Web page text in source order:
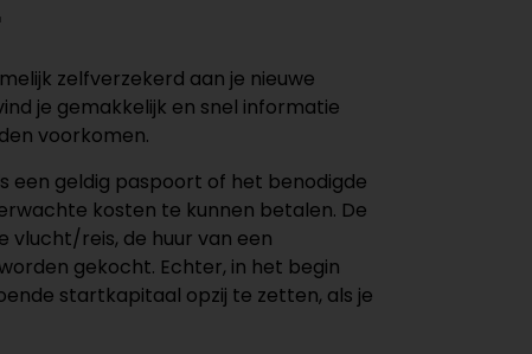
zelfverzekerd aan je nieuwe
je gemakkelijk en snel informatie
voorkomen.
een geldig paspoort of het benodigde
kosten te kunnen betalen. De
vlucht/reis, de huur van een
gekocht. Echter, in het begin
startkapitaal opzij te zetten, als je